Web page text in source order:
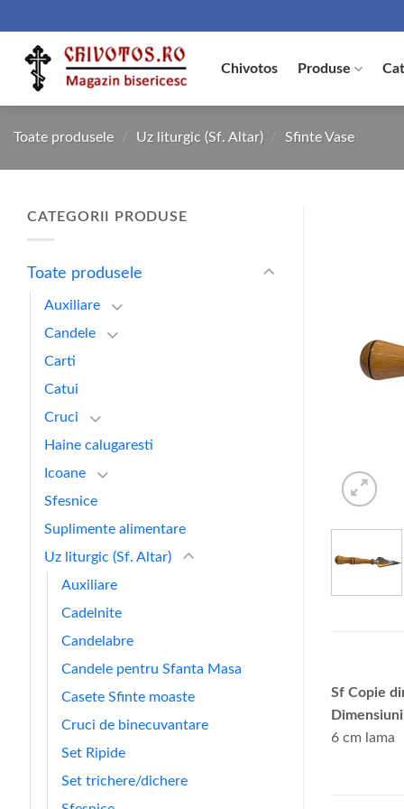
to
content
Chivotos Produse
Toate produsele / Uz liturgic (Sf. Altar) / Sfinte Vase
CATEGORII PRODUSE
Toate produsele
Auxiliare
Candele
Carti
Catui
Cruci
Haine calugaresti
Icoane
Sfesnice
Suplimente alimentare
Uz liturgic (Sf. Altar)
Auxiliare
Cadelnite
Candelabre
Candele pentru Sfanta Masa
Casete Sfinte moaste
Cruci de binecuvantare
Set Ripide
Set trichere/dichere
Sf Copie
6 cm lama